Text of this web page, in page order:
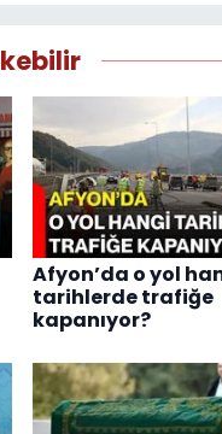
Afyon’da o yol
tarihlerde trafiğe
kapanıyor?